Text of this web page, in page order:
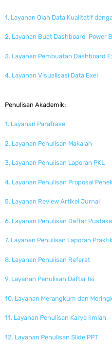
1. Layanan Olah Data Kualitatif
2. Layanan Buat Dashboard Power
3. Layanan Pembuatan Dashboard
4. Layanan Visualisasi Data Exel
Penulisan Akademik:
1. Layanan Parafrase
2. Layanan Penulisan Makalah
3. Layanan Penulisan Laporan PKL
4. Layanan Penulisan Proposal
5. Layanan Review Artikel Jurnal
6. Layanan Penulisan Daftar Pustaka
7. Layanan Penulisan Laporan
8. Layanan Penulisan Referat
9. Layanan Penulisan Daftar Isi
10. Layanan Merangkum dan
11. Layanan Penulisan Karya Ilmiah
12. Layanan Penulisan Slide PPT